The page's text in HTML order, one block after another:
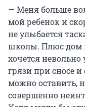
— Меня больше
мой ребенок и
не улыбается
школы. Плюс дом
хочется
грязи при сносе и
можно оставить,
совершенно